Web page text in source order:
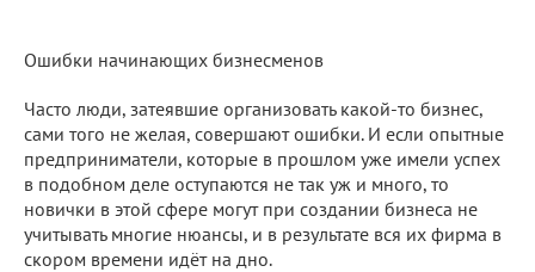
Ошибки начинающих бизнесменов
Часто люди, затеявшие организовать какой-то бизнес,
сами того не желая, совершают ошибки. И если опытные
предприниматели, которые в прошлом уже имели успех
в подобном деле оступаются не так уж и много, то
новички в этой сфере могут при создании бизнеса не
учитывать многие нюансы, и в результате вся их фирма в
скором времени идёт на дно.